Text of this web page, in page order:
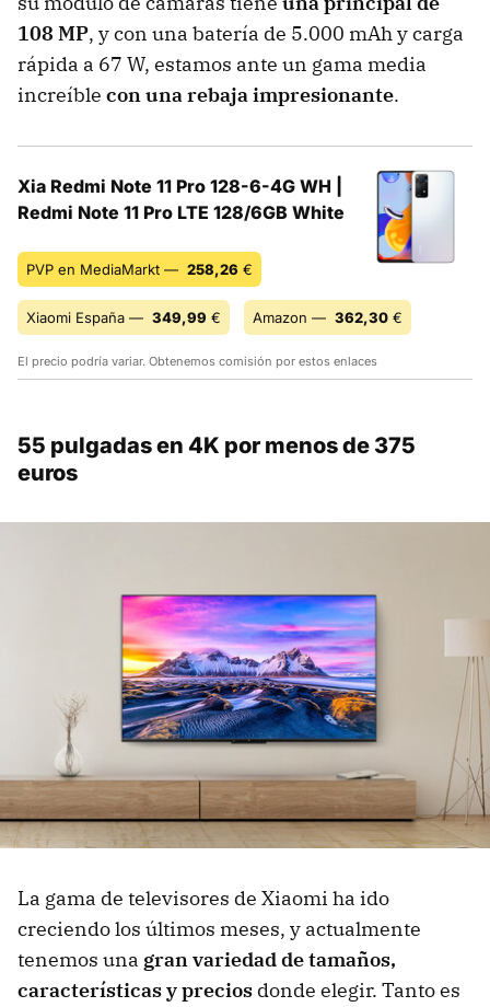
108 MP, y con una batería de 5.000 mAh y carga
rápida a 67 W, estamos ante un gama media
increíble con una rebaja impresionante.
Xia Redmi Note 11 Pro 128-6-4G WH |
Redmi Note 11 Pro LTE 128/6GB White
PVP en MediaMarkt — 258,26 €
Xiaomi España — 349,99 € Amazon — 362,30 €
El precio podría variar. Obtenemos comisión por estos enlaces
55 pulgadas en 4K por menos de 375
euros
La gama de televisores de Xiaomi ha ido
creciendo los últimos meses, y actualmente
tenemos una gran variedad de tamaños,
características y precios donde elegir. Tanto es